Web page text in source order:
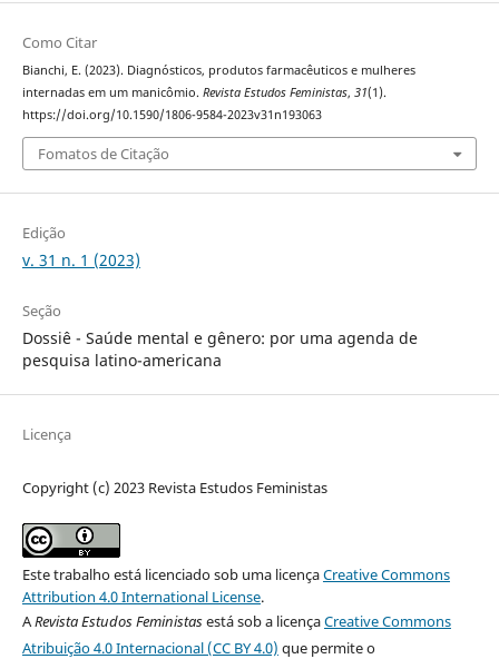
Como Citar
Bianchi, E. (2023). Diagnósticos, produtos farmacêuticos e mulheres
internadas em um manicômio. Revista Estudos Feministas, 31(1).
https://doi.org/10.1590/1806-9584-2023v31n193063
Fomatos de Citação
Edição
v. 31 n. 1 (2023)
Seção
Dossiê - Saúde mental e gênero: por uma agenda de
pesquisa latino-americana
Licença
Copyright (c) 2023 Revista Estudos Feministas
Este trabalho está licenciado sob uma licençaCreative Commons
Attribution 4.0 International License.
ARevista Estudos Feministasestá sob a licençaCreative Commons
Atribuição 4.0 Internacional (CC BY 4.0) que permite o